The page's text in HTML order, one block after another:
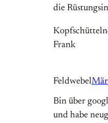
die
Frank
Feldwebel
Bin über
und habe